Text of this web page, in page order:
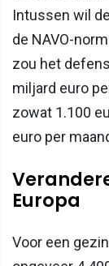
Intussen wil
de NAVO-
zou het
miljard euro
zowat 1.100
euro per
Europa
Voor een